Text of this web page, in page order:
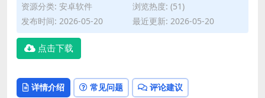
资源分类: 安卓软件
浏览热度: (51)
发布时间: 2026-05-20
最近更新: 2026-05-20
点击下载
详情介绍 常见问题 评论建议